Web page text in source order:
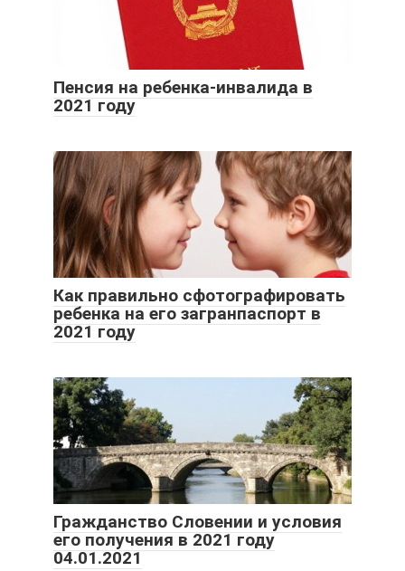
Пенсия на ребенка-инвалида в
2021 году
Как правильно сфотографировать
ребенка на его загранпаспорт в
2021 году
Гражданство Словении и условия
его получения в 2021 году
04.01.2021